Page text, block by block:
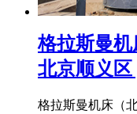
格拉斯曼
北京顺义区
格拉斯曼机床（